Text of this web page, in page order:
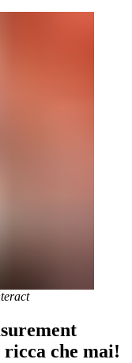
ricca che mai!